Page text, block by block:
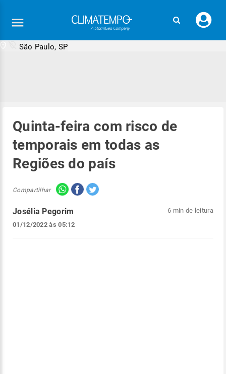
seu
São Paulo, SP
Quinta-feira com risco de
temporais em todas as
Regiões do país
Compartilhar
Josélia Pegorim
01/12/2022 às 05:12
6 min de leitura